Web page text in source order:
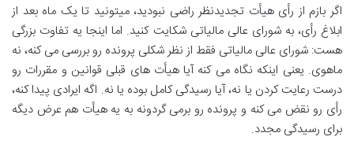
اگر بازم از رأی هیأت تجدیدنظر راضی نبودید، میتونید تا یک ماه بعد از
ابلاغ رأی، به شورای عالی مالیاتی شکایت کنید. اما اینجا یه تفاوت بزرگی
هست: شورای عالی مالیاتی فقط از نظر شکلی پرونده رو بررسی می کنه، نه
ماهوی. یعنی اینکه نگاه می کنه آیا هیأت های قبلی قوانین و مقررات رو
درست رعایت کردن یا نه، آیا رسیدگی کامل بوده یا نه. اگه ایرادی پیدا کنه،
رأی رو نقض می کنه و پرونده رو برمی گردونه به یه هیأت هم عرض دیگه
برای رسیدگی مجدد.